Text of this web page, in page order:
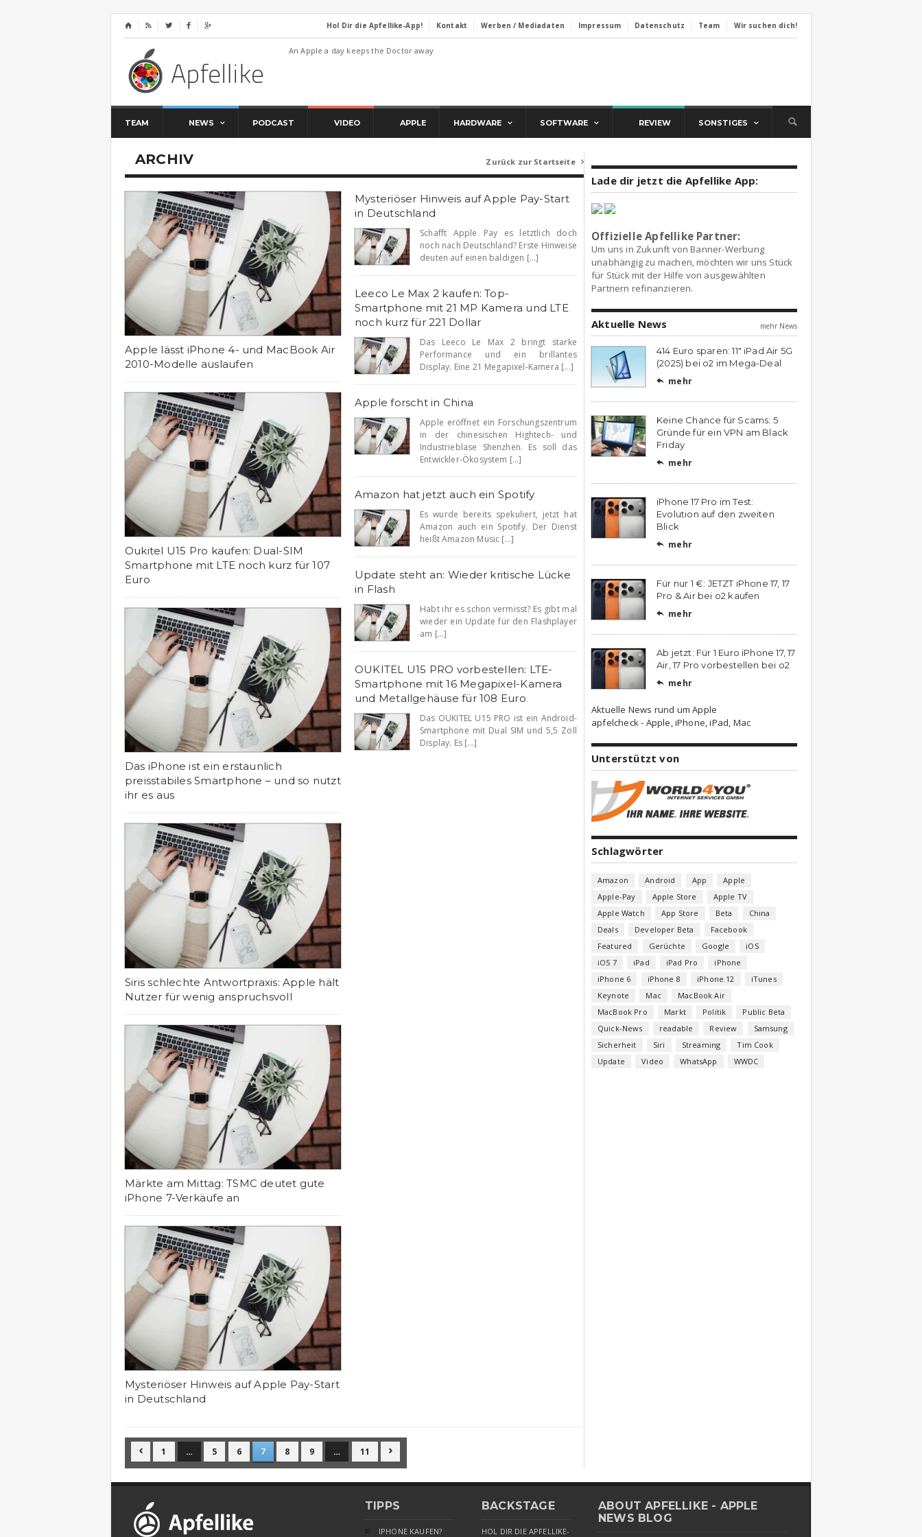
⌂     Hol Dir die Apfellike-App! Kontakt Werben / Mediadaten Impressum Datenschutz Team Wir suchen dich!
An Apple a day keeps the Doctor away
TEAM NEWS PODCAST VIDEO APPLE HARDWARE SOFTWARE REVIEW SONSTIGES
ARCHIV Zurück zur Startseite 
Apple lässt iPhone 4- und MacBook Air
2010-Modelle auslaufen
Oukitel U15 Pro kaufen: Dual-SIM
Smartphone mit LTE noch kurz für 107
Euro
Das iPhone ist ein erstaunlich
preisstabiles Smartphone – und so nutzt
ihr es aus
Siris schlechte Antwortpraxis: Apple hält
Nutzer für wenig anspruchsvoll
Märkte am Mittag: TSMC deutet gute
iPhone 7-Verkäufe an
Mysteriöser Hinweis auf Apple Pay-Start
in Deutschland
Mysteriöser Hinweis auf Apple Pay-Start
in Deutschland
Schafft Apple Pay es letztlich doch
noch nach Deutschland? Erste Hinweise
deuten auf einen baldigen [...]
Leeco Le Max 2 kaufen: Top-
Smartphone mit 21 MP Kamera und LTE
noch kurz für 221 Dollar
Das Leeco Le Max 2 bringt starke
Performance und ein brillantes
Display. Eine 21 Megapixel-Kamera [...]
Apple forscht in China
Apple eröffnet ein Forschungszentrum
in der chinesischen Hightech- und
Industrieblase Shenzhen. Es soll das
Entwickler-Ökosystem [...]
Amazon hat jetzt auch ein Spotify
Es wurde bereits spekuliert, jetzt hat
Amazon auch ein Spotify. Der Dienst
heißt Amazon Music [...]
Update steht an: Wieder kritische Lücke
in Flash
Habt ihr es schon vermisst? Es gibt mal
wieder ein Update für den Flashplayer
am [...]
OUKITEL U15 PRO vorbestellen: LTE-
Smartphone mit 16 Megapixel-Kamera
und Metallgehäuse für 108 Euro
Das OUKITEL U15 PRO ist ein Android-
Smartphone mit Dual SIM und 5,5 Zoll
Display. Es [...]
 1 … 5 6 7 8 9 … 11 
Lade dir jetzt die Apfellike App:
Offizielle Apfellike Partner:
Um uns in Zukunft von Banner-Werbung
unabhängig zu machen, möchten wir uns Stück
für Stück mit der Hilfe von ausgewählten
Partnern refinanzieren.
Aktuelle News mehr News
414 Euro sparen: 11″ iPad Air 5G
(2025) bei o2 im Mega-Deal
 mehr
Keine Chance für Scams: 5
Gründe für ein VPN am Black
Friday
 mehr
iPhone 17 Pro im Test:
Evolution auf den zweiten
Blick
 mehr
Für nur 1 €: JETZT iPhone 17, 17
Pro & Air bei o2 kaufen
 mehr
Ab jetzt: Für 1 Euro iPhone 17, 17
Air, 17 Pro vorbestellen bei o2
 mehr
Aktuelle News rund um Apple
apfelcheck - Apple, iPhone, iPad, Mac
Unterstützt von
Schlagwörter
Amazon Android App
Apple
Apple-Pay
Apple Store
Apple TV
Apple Watch
App Store Beta
China
Deals
Developer Beta
Facebook
Featured
Gerüchte Google
iOS
iOS 7
iPad iPad Pro
iPhone
iPhone 6
iPhone 8 iPhone 12
iTunes
Keynote
Mac
MacBook Air
MacBook Pro
Markt Politik
Public Beta
Quick-News
readable Review
Samsung
Sicherheit
Siri Streaming
Tim Cook
Update
Video WhatsApp WWDC
TIPPS
IPHONE KAUFEN?
BACKSTAGE
HOL DIR DIE APFELLIKE-
ABOUT APFELLIKE - APPLE
NEWS BLOG